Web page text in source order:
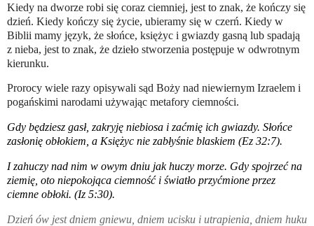
Kiedy na dworze robi się coraz ciemniej, jest to znak, że kończy się
dzień. Kiedy kończy się życie, ubieramy się w czerń. Kiedy w
Biblii mamy język, że słońce, księżyc i gwiazdy gasną lub spadają
z nieba, jest to znak, że dzieło stworzenia postępuje w odwrotnym
kierunku.
Prorocy wiele razy opisywali sąd Boży nad niewiernym Izraelem i
pogańskimi narodami używając metafory ciemności.
Gdy będziesz gasł, zakryję niebiosa i zaćmię ich gwiazdy. Słońce
zasłonię obłokiem, a Księżyc nie zabłyśnie blaskiem (Ez 32:7).
I zahuczy nad nim w owym dniu jak huczy morze. Gdy spojrzeć na
ziemię, oto niepokojąca ciemność i światło przyćmione przez
ciemne obłoki. (Iz 5:30).
Dzień ów jest dniem gniewu, dniem ucisku i utrapienia, dniem huku